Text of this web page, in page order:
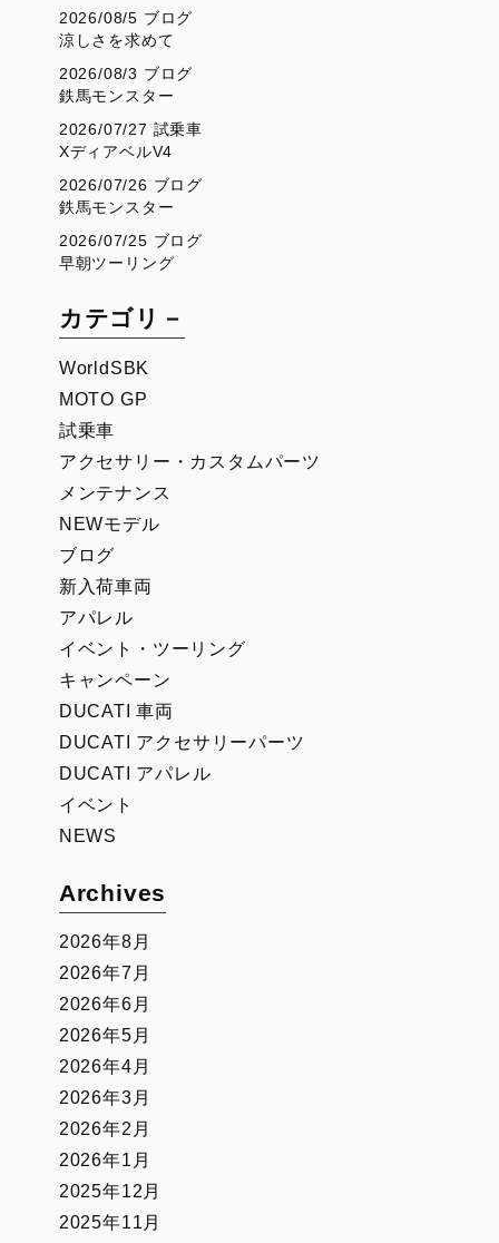
2026/08/5 ブログ
涼しさを求めて
2026/08/3 ブログ
鉄馬モンスター
2026/07/27 試乗車
XディアベルV4
2026/07/26 ブログ
鉄馬モンスター
2026/07/25 ブログ
早朝ツーリング
カテゴリ－
WorldSBK
MOTO GP
試乗車
アクセサリー・カスタムパーツ
メンテナンス
NEWモデル
ブログ
新入荷車両
アパレル
イベント・ツーリング
キャンペーン
DUCATI 車両
DUCATI アクセサリーパーツ
DUCATI アパレル
イベント
NEWS
Archives
2026年8月
2026年7月
2026年6月
2026年5月
2026年4月
2026年3月
2026年2月
2026年1月
2025年12月
2025年11月